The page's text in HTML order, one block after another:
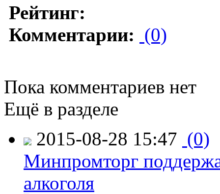
Рейтинг:
Комментарии: (0)
Пока комментариев нет
Ещё в разделе
2015-08-28 15:47 (0)
Минпромторг
алкоголя